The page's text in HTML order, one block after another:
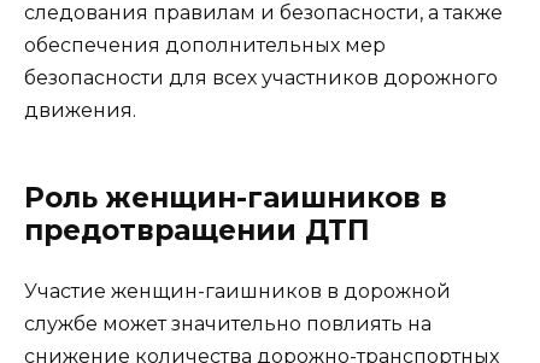
следования правилам и безопасности, а также
обеспечения дополнительных мер
безопасности для всех участников дорожного
движения.
Роль женщин-гаишников в
предотвращении ДТП
Участие женщин-гаишников в дорожной
службе может значительно повлиять на
снижение количества дорожно-транспортных